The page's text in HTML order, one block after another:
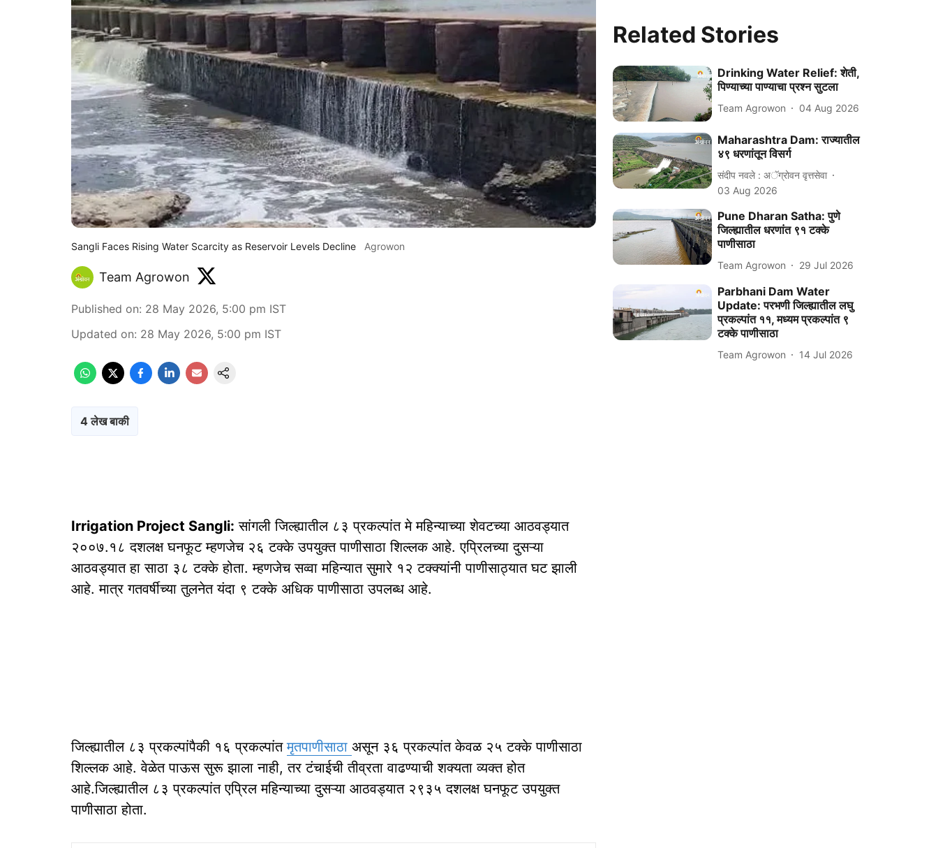
Sangli Faces Rising Water Scarcity as Reservoir Levels Decline Agrowon
Team Agrowon
Published on: 28 May 2026, 5:00 pm IST
Updated on: 28 May 2026, 5:00 pm IST
4 लेख बाकी
Irrigation Project Sangli: सांगली जिल्ह्यातील ८३ प्रकल्पांत मे महिन्याच्या शेवटच्या आठवड्यात
२००७.१८ दशलक्ष घनफूट म्हणजेच २६ टक्के उपयुक्त पाणीसाठा शिल्लक आहे. एप्रिलच्या दुसऱ्या
आठवड्यात हा साठा ३८ टक्के होता. म्हणजेच सव्वा महिन्यात सुमारे १२ टक्क्यांनी पाणीसाठ्यात घट झाली
आहे. मात्र गतवर्षीच्या तुलनेत यंदा ९ टक्के अधिक पाणीसाठा उपलब्ध आहे.
जिल्ह्यातील ८३ प्रकल्पांपैकी १६ प्रकल्पांतमृतपाणीसाठा असून ३६ प्रकल्पांत केवळ २५ टक्के पाणीसाठा
शिल्लक आहे. वेळेत पाऊस सुरू झाला नाही, तर टंचाईची तीव्रता वाढण्याची शक्यता व्यक्त होत
आहे.जिल्ह्यातील ८३ प्रकल्पांत एप्रिल महिन्याच्या दुसऱ्या आठवड्यात २९३५ दशलक्ष घनफूट उपयुक्त
पाणीसाठा होता.
Related Stories
Drinking Water Relief: शेती,
पिण्याच्या पाण्याचा प्रश्न सुटला
Team Agrowon 04 Aug 2026
Maharashtra Dam: राज्यातील
४९ धरणांतून विसर्ग
संदीप नवले : अॅग्रोवन वृत्तसेवा
03 Aug 2026
Pune Dharan Satha: पुणे
जिल्ह्यातील धरणांत ९१ टक्के
पाणीसाठा
Team Agrowon 29 Jul 2026
Parbhani Dam Water
Update: परभणी जिल्ह्यातील लघु
प्रकल्पांत ११, मध्यम प्रकल्पांत ९
टक्के पाणीसाठा
Team Agrowon 14 Jul 2026